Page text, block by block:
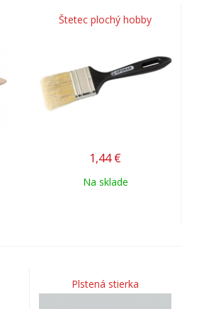
Štetec plochý hobby
1,44 €
Na sklade
Plstená stierka